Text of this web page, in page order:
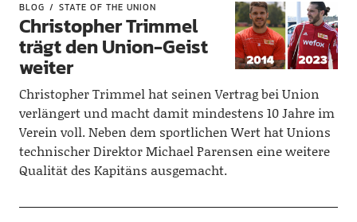
BLOG STATE OF THE UNION
Christopher Trimmel
trägt den Union-Geist
weiter
Christopher Trimmel hat seinen Vertrag bei Union
verlängert und macht damit mindestens 10 Jahre im
Verein voll. Neben dem sportlichen Wert hat Unions
technischer Direktor Michael Parensen eine weitere
Qualität des Kapitäns ausgemacht.